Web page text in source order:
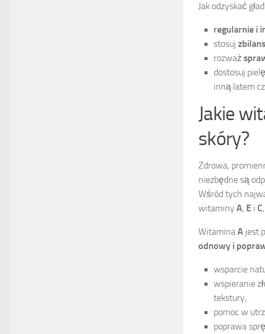
Jak odzyskać
regularnie i
stosuj
rozważ
dostosuj
inną latem
Jakie
skóry?
Zdrowa,
niezbędne są
Wśród tych
witaminy A, E i C
WitaminaA jest
odnowy i
wsparcie
wspieranie
tekstury,
pomoc w
poprawa